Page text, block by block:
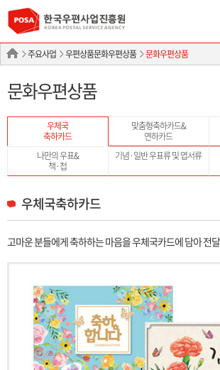
주요사업 우편상품문화우편상품 문화우편상품
문화우편상품
우체국
축하카드
맞춤형축하카드&
연하카드
나만의 우표&
책·첩
기념·일반 우표류 및 엽서류
우체국축하카드
고마운 분들에게 축하하는 마음을 우체국카드에 담아 전